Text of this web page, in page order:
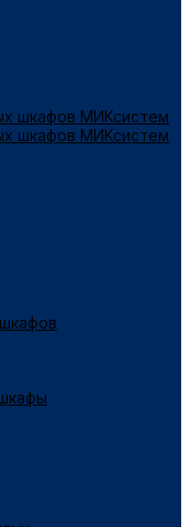
шкафов МИКсистем
шкафов МИКсистем